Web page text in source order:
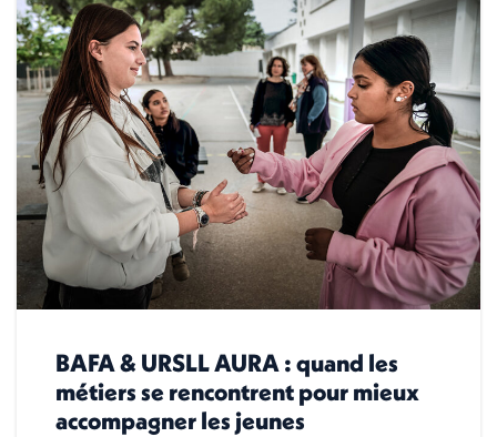
BAFA & URSLL AURA : quand les
métiers se rencontrent pour mieux
accompagner les jeunes